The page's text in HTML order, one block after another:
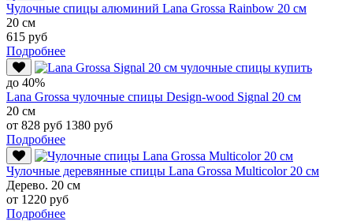
Чулочные спицы алюминий Lana Grossa Rainbow 20 см
20 см
615 руб
Подробнее
до 40%
Lana Grossa чулочные спицы Design-wood Signal 20 см
20 см
от 828 руб 1380 руб
Подробнее
Чулочные деревянные спицы Lana Grossa Multicolor 20 см
Дерево. 20 см
от 1220 руб
Подробнее